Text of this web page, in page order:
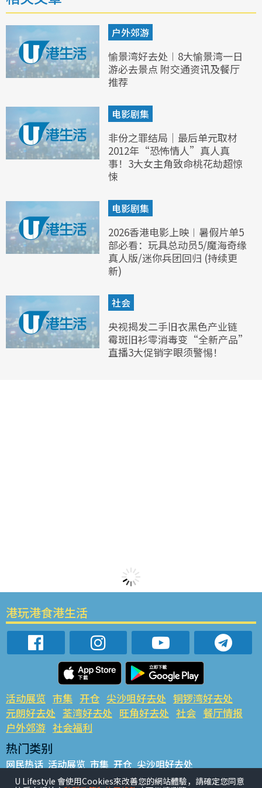
户外郊游
愉景湾好去处︱8大愉景湾一日
游必去景点 附交通资讯及餐厅
推荐
电影剧集
非份之罪结局｜最后单元取材
2012年“恐怖情人”真人真
事！3大女主角致命桃花劫超惊
悚
电影剧集
2026香港电影上映︱暑假片单5
部必看：玩具总动员5/魔海奇缘
真人版/迷你兵团回归 (持续更
新)
社会
央视揭发二手旧衣黑色产业链
霉斑旧衫零消毒变“全新产品”
直播3大促销字眼须警惕！
港玩港食港生活
活动展览 市集 开仓 尖沙咀好去处 铜锣湾好去处
元朗好去处 荃湾好去处 旺角好去处 社会 餐厅情报
户外郊游 社会福利
热门类别
网民热话 活动展览 市集 开仓 尖沙咀好去处
铜锣湾好去处 元朗好去处 荃湾好去处 旺角好去处 社会
U Lifestyle 會使用Cookies來改善您的網站體驗，請確定您同意